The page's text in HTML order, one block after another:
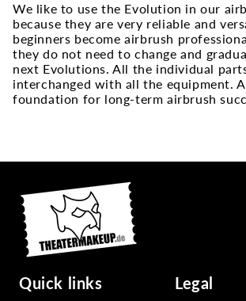
We like to use the Evolution in our
because they are very reliable and
beginners become airbrush
they do not need to change and
next Evolutions. All the individual
interchanged with all the equipment.
foundation for long-term airbrush
Quick links Legal